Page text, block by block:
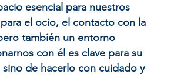
esencial para nuestros
el ocio, el contacto con la
también un entorno
con él es clave para su
de hacerlo con cuidado y